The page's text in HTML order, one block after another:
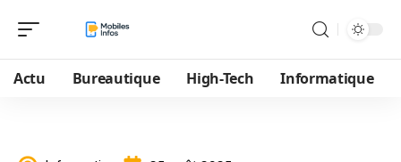
Actu Bureautique High-Tech Informatique